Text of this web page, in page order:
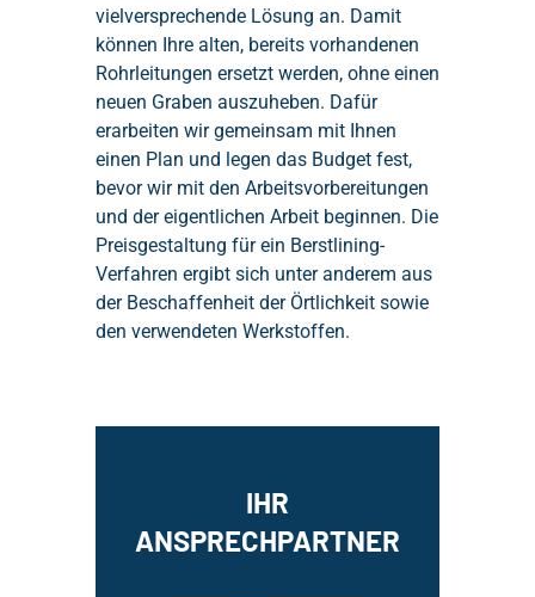
vielversprechende Lösung an. Damit
können Ihre alten, bereits vorhandenen
Rohrleitungen ersetzt werden, ohne einen
neuen Graben auszuheben. Dafür
erarbeiten wir gemeinsam mit Ihnen
einen Plan und legen das Budget fest,
bevor wir mit den Arbeitsvorbereitungen
und der eigentlichen Arbeit beginnen. Die
Preisgestaltung für ein Berstlining-
Verfahren ergibt sich unter anderem aus
der Beschaffenheit der Örtlichkeit sowie
den verwendeten Werkstoffen.
IHR
ANSPRECHPARTNER